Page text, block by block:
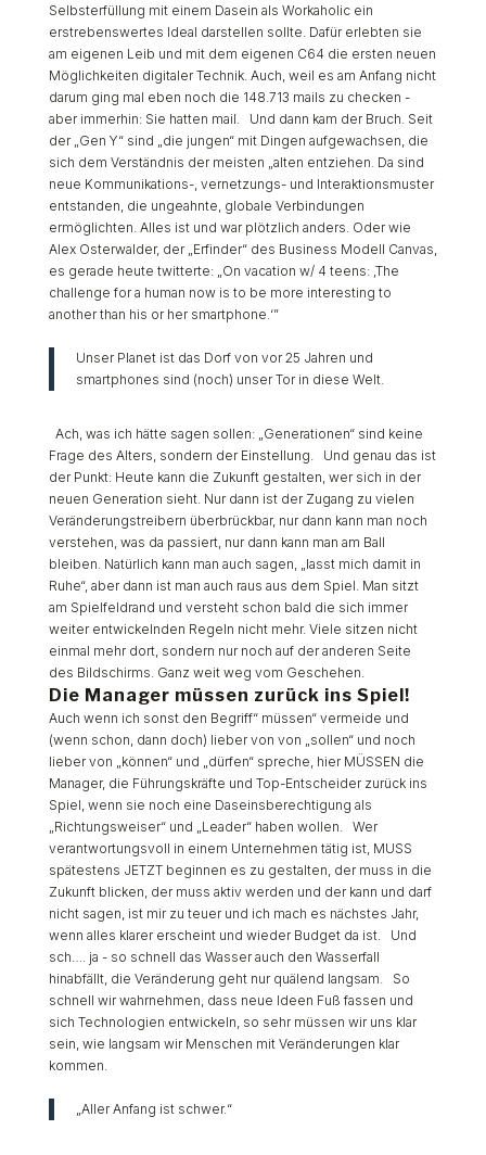
Selbsterfüllung mit einem Dasein als Workaholic ein
erstrebenswertes Ideal darstellen sollte. Dafür erlebten sie
am eigenen Leib und mit dem eigenen C64 die ersten neuen
Möglichkeiten digitaler Technik. Auch, weil es am Anfang nicht
darum ging mal eben noch die 148.713 mails zu checken -
aber immerhin: Sie hatten mail. Und dann kam der Bruch. Seit
der „Gen Y“ sind „die jungen“ mit Dingen aufgewachsen, die
sich dem Verständnis der meisten „alten entziehen. Da sind
neue Kommunikations-, vernetzungs- und Interaktionsmuster
entstanden, die ungeahnte, globale Verbindungen
ermöglichten. Alles ist und war plötzlich anders. Oder wie
Alex Osterwalder, der „Erfinder“ des Business Modell Canvas,
es gerade heute twitterte: „On vacation w/ 4 teens: ‚The
challenge for a human now is to be more interesting to
another than his or her smartphone.‘”
Unser Planet ist das Dorf von vor 25 Jahren und
smartphones sind (noch) unser Tor in diese Welt.
Ach, was ich hätte sagen sollen: „Generationen“ sind keine
Frage des Alters, sondern der Einstellung. Und genau das ist
der Punkt: Heute kann die Zukunft gestalten, wer sich in der
neuen Generation sieht. Nur dann ist der Zugang zu vielen
Veränderungstreibern überbrückbar, nur dann kann man noch
verstehen, was da passiert, nur dann kann man am Ball
bleiben. Natürlich kann man auch sagen, „lasst mich damit in
Ruhe“, aber dann ist man auch raus aus dem Spiel. Man sitzt
am Spielfeldrand und versteht schon bald die sich immer
weiter entwickelnden Regeln nicht mehr. Viele sitzen nicht
einmal mehr dort, sondern nur noch auf der anderen Seite
des Bildschirms. Ganz weit weg vom Geschehen.
Die Manager müssen zurück ins Spiel!
Auch wenn ich sonst den Begriff“ müssen“ vermeide und
(wenn schon, dann doch) lieber von von „sollen“ und noch
lieber von „können“ und „dürfen“ spreche, hier MÜSSEN die
Manager, die Führungskräfte und Top-Entscheider zurück ins
Spiel, wenn sie noch eine Daseinsberechtigung als
„Richtungsweiser“ und „Leader“ haben wollen. Wer
verantwortungsvoll in einem Unternehmen tätig ist, MUSS
spätestens JETZT beginnen es zu gestalten, der muss in die
Zukunft blicken, der muss aktiv werden und der kann und darf
nicht sagen, ist mir zu teuer und ich mach es nächstes Jahr,
wenn alles klarer erscheint und wieder Budget da ist. Und
sch…. ja - so schnell das Wasser auch den Wasserfall
hinabfällt, die Veränderung geht nur quälend langsam. So
schnell wir wahrnehmen, dass neue Ideen Fuß fassen und
sich Technologien entwickeln, so sehr müssen wir uns klar
sein, wie langsam wir Menschen mit Veränderungen klar
kommen.
„Aller Anfang ist schwer.“